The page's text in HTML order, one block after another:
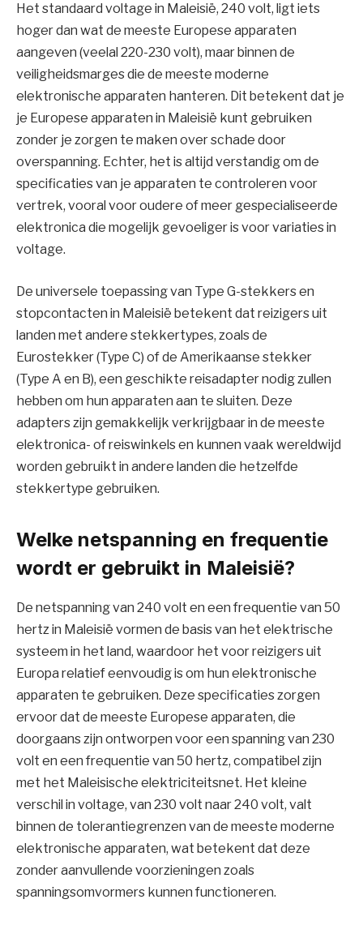
Het standaard voltage in Maleisië, 240 volt, ligt iets
hoger dan wat de meeste Europese apparaten
aangeven (veelal 220-230 volt), maar binnen de
veiligheidsmarges die de meeste moderne
elektronische apparaten hanteren. Dit betekent dat je
je Europese apparaten in Maleisië kunt gebruiken
zonder je zorgen te maken over schade door
overspanning. Echter, het is altijd verstandig om de
specificaties van je apparaten te controleren voor
vertrek, vooral voor oudere of meer gespecialiseerde
elektronica die mogelijk gevoeliger is voor variaties in
voltage.
De universele toepassing van Type G-stekkers en
stopcontacten in Maleisië betekent dat reizigers uit
landen met andere stekkertypes, zoals de
Eurostekker (Type C) of de Amerikaanse stekker
(Type A en B), een geschikte reisadapter nodig zullen
hebben om hun apparaten aan te sluiten. Deze
adapters zijn gemakkelijk verkrijgbaar in de meeste
elektronica- of reiswinkels en kunnen vaak wereldwijd
worden gebruikt in andere landen die hetzelfde
stekkertype gebruiken.
Welke netspanning en frequentie
wordt er gebruikt in Maleisië?
De netspanning van 240 volt en een frequentie van 50
hertz in Maleisië vormen de basis van het elektrische
systeem in het land, waardoor het voor reizigers uit
Europa relatief eenvoudig is om hun elektronische
apparaten te gebruiken. Deze specificaties zorgen
ervoor dat de meeste Europese apparaten, die
doorgaans zijn ontworpen voor een spanning van 230
volt en een frequentie van 50 hertz, compatibel zijn
met het Maleisische elektriciteitsnet. Het kleine
verschil in voltage, van 230 volt naar 240 volt, valt
binnen de tolerantiegrenzen van de meeste moderne
elektronische apparaten, wat betekent dat deze
zonder aanvullende voorzieningen zoals
spanningsomvormers kunnen functioneren.